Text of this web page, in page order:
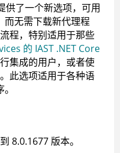
供了一个新选项，可用
而无需下载新代理程
程，特别适用于那些
的 IAST .NET Core
集成的用户，或者使
此选项适用于各种语
8.0.1677 版本。